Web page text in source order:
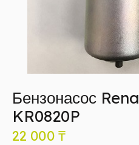
Бензонасос
KR0820P
22 000 ₸